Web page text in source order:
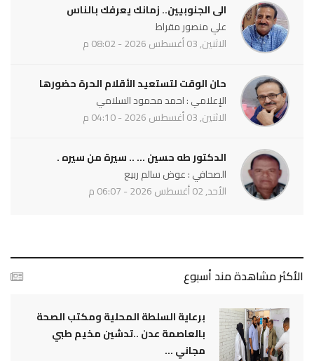
الى الجنوبيين.. زمانك يعرفك بالناس
علي منصور مقراط
الاثنين, 03 أغسطس 2026 - 08:02 م
حان الوقت لتستعيد الأقلام الحرة حضورها
الإعلامي : احمد محمود السلامي
الاثنين, 03 أغسطس 2026 - 04:10 م
الدكتور طه حسين ... .. سيرة من سيره .
الصحافي : عوض سالم ربيع
الأحد, 02 أغسطس 2026 - 06:07 م
الأكثر مشاهدة مند أسبوع
برعاية السلطة المحلية ومكتب الصحة
بالعاصمة عدن ..تدشين مخيم طبي
مجاني ...